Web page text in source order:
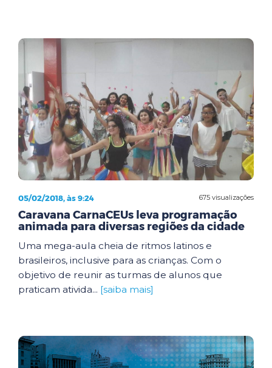
675 visualizações
05/02/2018, às 9:24
Caravana CarnaCEUs leva programação
animada para diversas regiões da cidade
Uma mega-aula cheia de ritmos latinos e
brasileiros, inclusive para as crianças. Com o
objetivo de reunir as turmas de alunos que
praticam ativida... [saiba mais]